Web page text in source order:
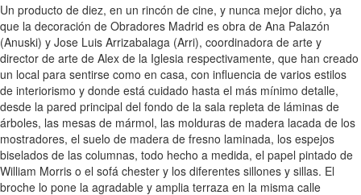
Un producto de diez, en un rincón de cine, y nunca mejor dicho, ya
que la decoración de Obradores Madrid es obra de Ana Palazón
(Anuski) y Jose Luis Arrizabalaga (Arri), coordinadora de arte y
director de arte de Alex de la Iglesia respectivamente, que han creado
un local para sentirse como en casa, con influencia de varios estilos
de interiorismo y donde está cuidado hasta el más mínimo detalle,
desde la pared principal del fondo de la sala repleta de láminas de
árboles, las mesas de mármol, las molduras de madera lacada de los
mostradores, el suelo de madera de fresno laminada, los espejos
biselados de las columnas, todo hecho a medida, el papel pintado de
William Morris o el sofá chester y los diferentes sillones y sillas. El
broche lo pone la agradable y amplia terraza en la misma calle